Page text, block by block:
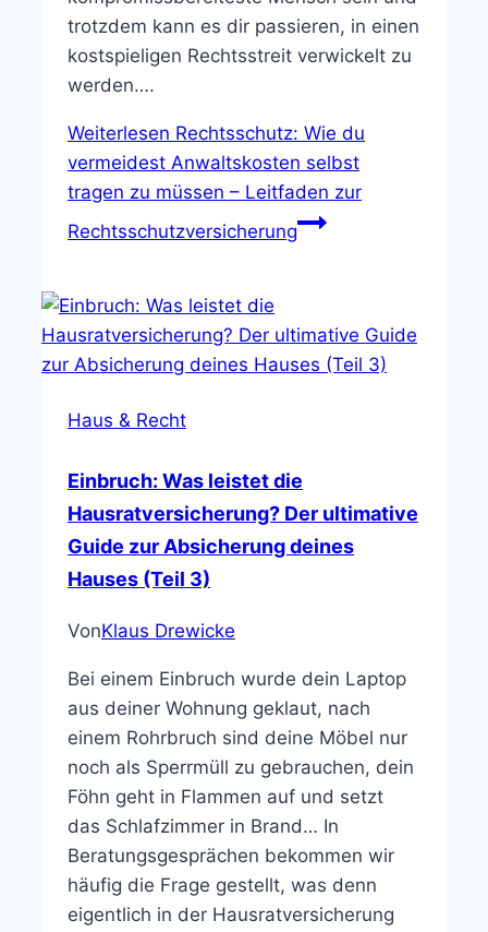
trotzdem kann es dir passieren, in einen
kostspieligen Rechtsstreit verwickelt zu
werden….
Weiterlesen Rechtsschutz: Wie du
vermeidest Anwaltskosten selbst
tragen zu müssen – Leitfaden zur
Rechtsschutzversicherung
Haus & Recht
Einbruch: Was leistet die
Hausratversicherung? Der ultimative
Guide zur Absicherung deines
Hauses (Teil 3)
VonKlaus Drewicke
Bei einem Einbruch wurde dein Laptop
aus deiner Wohnung geklaut, nach
einem Rohrbruch sind deine Möbel nur
noch als Sperrmüll zu gebrauchen, dein
Föhn geht in Flammen auf und setzt
das Schlafzimmer in Brand… In
Beratungsgesprächen bekommen wir
häufig die Frage gestellt, was denn
eigentlich in der Hausratversicherung